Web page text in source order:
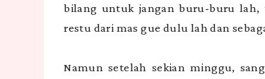
bilang untuk jangan buru-buru lah,
restu dari mas gue dulu lah dan
Namun setelah sekian minggu,